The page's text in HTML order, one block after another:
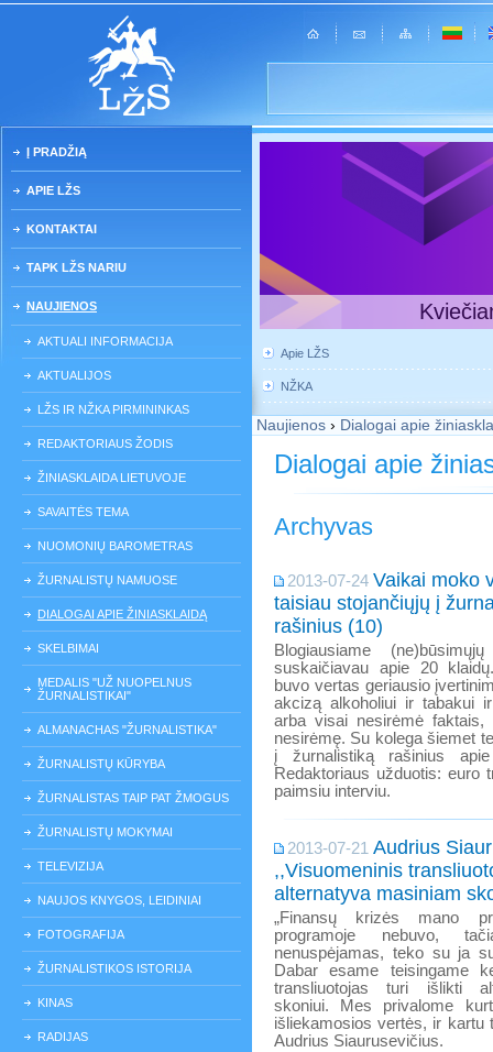
Į PRADŽIĄ
APIE LŽS
KONTAKTAI
TAPK LŽS NARIU
NAUJIENOS
AKTUALI INFORMACIJA
AKTUALIJOS
LŽS IR NŽKA PIRMININKAS
REDAKTORIAUS ŽODIS
ŽINIASKLAIDA LIETUVOJE
SAVAITĖS TEMA
NUOMONIŲ BAROMETRAS
ŽURNALISTŲ NAMUOSE
DIALOGAI APIE ŽINIASKLAIDĄ
SKELBIMAI
MEDALIS "UŽ NUOPELNUS
ŽURNALISTIKAI"
ALMANACHAS "ŽURNALISTIKA"
ŽURNALISTŲ KŪRYBA
ŽURNALISTAS TAIP PAT ŽMOGUS
ŽURNALISTŲ MOKYMAI
TELEVIZIJA
NAUJOS KNYGOS, LEIDINIAI
FOTOGRAFIJA
ŽURNALISTIKOS ISTORIJA
KINAS
RADIJAS
Apie LŽS
NŽKA
Naujienos › Dialogai apie
Dialogai apie
Archyvas
2013-07-24 Vaikai moko
taisiau stojančiųjų į
rašinius (10)
Blogiausiame
suskaičiavau apie 20
buvo vertas geriausio
akcizą alkoholiui ir tabakui
arba visai nesirėmė
nesirėmę. Su kolega šiemet
į žurnalistiką rašinius
Redaktoriaus užduotis: euro
paimsiu interviu.
2013-07-21 Audrius
,,Visuomeninis
alternatyva masiniam
„Finansų krizės mano
programoje nebuvo,
nenuspėjamas, teko su ja
Dabar esame teisingame
transliuotojas turi išlikti
skoniui. Mes privalome
išliekamosios vertės, ir kartu
Audrius Siaurusevičius.